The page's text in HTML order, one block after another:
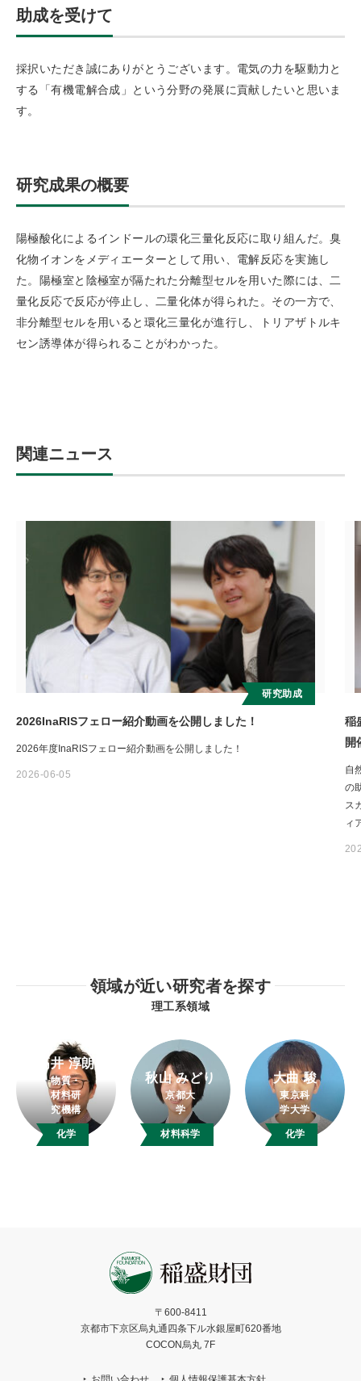
助成を受けて
採択いただき誠にありがとうございます。電気の力を駆動力と
する「有機電解合成」という分野の発展に貢献したいと思いま
す。
研究成果の概要
陽極酸化によるインドールの環化三量化反応に取り組んだ。臭
化物イオンをメディエーターとして用い、電解反応を実施し
た。陽極室と陰極室が隔たれた分離型セルを用いた際には、二
量化反応で反応が停止し、二量化体が得られた。その一方で、
非分離型セルを用いると環化三量化が進行し、トリアザトルキ
セン誘導体が得られることがわかった。
関連ニュース
研究助成
2026InaRISフェロー紹介動画を公開しました！
2026年度InaRISフェロー紹介動画を公開しました！
2026-06-05
稲
開
自
の
ス
ィ
領域が近い研究者を探す
理工系領域
高井 淳朗
物質・
材料研
究機構
化学
秋山 みどり
京都大
学
材料科学
大曲 駿
東京科
学大学
化学
〒600-8411
京都市下京区烏丸通四条下ル水銀屋町620番地
COCON烏丸 7F